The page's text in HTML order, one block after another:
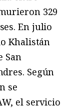
329
En julio
Khalistán
San
Según
se
el servicio